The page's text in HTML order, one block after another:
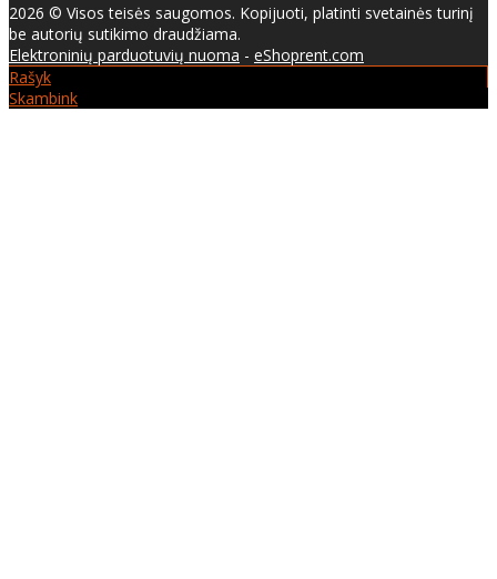
2026 © Visos teisės saugomos. Kopijuoti, platinti svetainės turinį
be autorių sutikimo draudžiama.
Elektroninių parduotuvių nuoma - eShoprent.com
Rašyk
Skambink